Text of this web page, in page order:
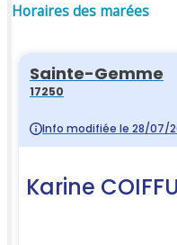
Horaires des marées